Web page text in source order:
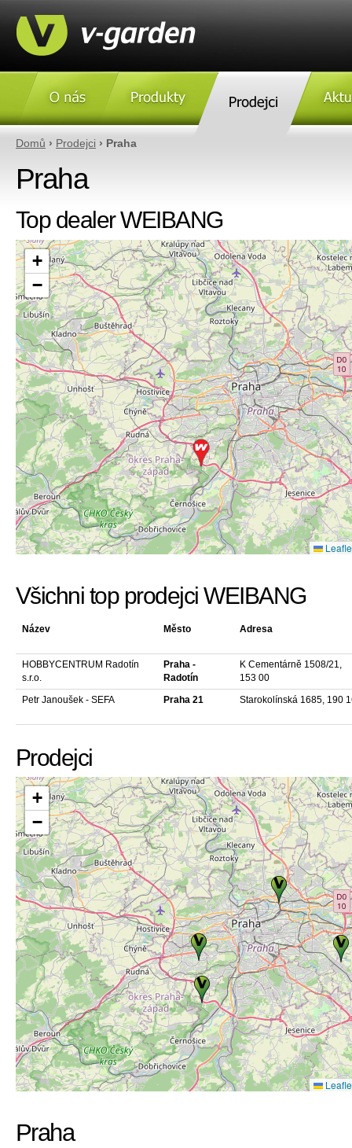
Domů › Prodejci › Praha
Praha
Top dealer WEIBANG
+
−
Všichni top prodejci WEIBANG
Název Město Adresa
HOBBYCENTRUM Radotín
s.r.o.
Praha -
Radotín
K Cementárně 1508/21,
153 00
Petr Janoušek - SEFA
Praha 21 Starokolínská 1685, 190
Prodejci
+
−
Praha
O nás Produkty Prodejci Aktulity